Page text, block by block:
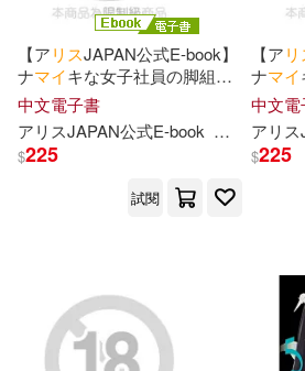
はねこと (イラスト)(1)
ひたきゆう(1) ひらやん
ぴろぶどう(1) ふぁち(1)
ふわパリ伯爵(1)
やつきしろ(1) れれれ(1)
【アリ スJAPAN公式E-book】
ナマイキな女子社員の脚組み
替えパンチラに心奪われた僕
は妻との記念日も忘れてラブ
ホ不倫に溺れてしまった‥黒パ
ンスト美脚で腿コキ足コキで
か尻バウンド騎乗位で週8ザー
メン搾り取られ離婚寸前パコ
中文電子書
アリ スJAPAN公式E-book 水端あさみ
$225
試閱
【アリ
ナマイ
替えパ
は妻
ホ不倫
ンスト
か尻
メン
中文電
アリ ス
$225